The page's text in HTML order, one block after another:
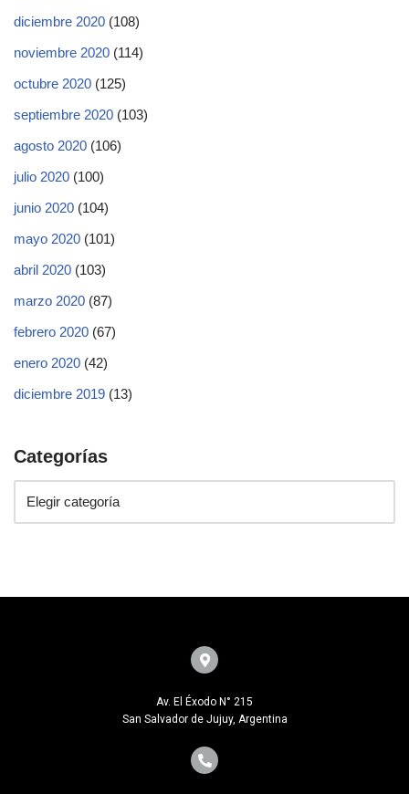
diciembre 2020 (108)
noviembre 2020 (114)
octubre 2020 (125)
septiembre 2020 (103)
agosto 2020 (106)
julio 2020 (100)
junio 2020 (104)
mayo 2020 (101)
abril 2020 (103)
marzo 2020 (87)
febrero 2020 (67)
enero 2020 (42)
diciembre 2019 (13)
Categorías
Av. El Éxodo N° 215
San Salvador de Jujuy, Argentina